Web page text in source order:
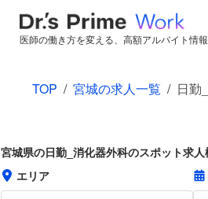
医師の働き方を変える、高額アルバイト情
TOP / 宮城の求人一覧 / 日勤
宮城県の日勤_消化器外科のスポット求人
エリア